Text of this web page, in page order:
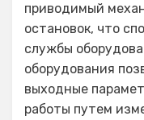
приводимый
остановок, что
службы
оборудования
выходные
работы путем